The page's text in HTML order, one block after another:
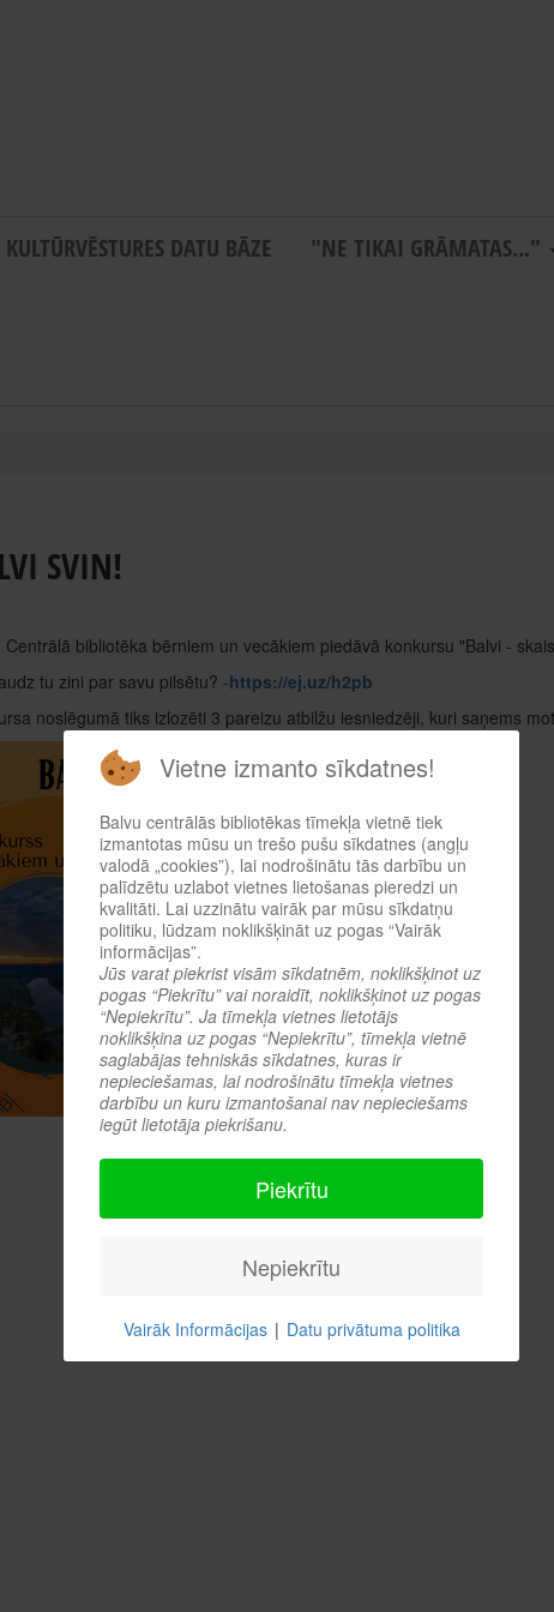
KULTŪRVĒSTURES DATU BĀZE "NE TIKAI GRĀMATAS..."
SVIN!
Centrālā bibliotēka bērniem un vecākiem piedāvā konkursu "Balvi -
tu zini par savu pilsētu? -https://ej.uz/h2pb
noslēgumā tiks izlozēti 3 pareizu atbilžu iesniedzēji, kuri saņems
Vietne izmanto sīkdatnes!
Balvu centrālās bibliotēkas tīmekļa vietnē tiek
izmantotas mūsu un trešo pušu sīkdatnes (angļu
valodā „cookies”), lai nodrošinātu tās darbību un
palīdzētu uzlabot vietnes lietošanas pieredzi un
kvalitāti. Lai uzzinātu vairāk par mūsu sīkdatņu
politiku, lūdzam noklikšķināt uz pogas “Vairāk
informācijas”.
Jūs varat piekrist visām sīkdatnēm, noklikšķinot uz
pogas “Piekrītu” vai noraidīt, noklikšķinot uz pogas
“Nepiekrītu”. Ja tīmekļa vietnes lietotājs
noklikšķina uz pogas “Nepiekrītu”, tīmekļa vietnē
saglabājas tehniskās sīkdatnes, kuras ir
nepieciešamas, lai nodrošinātu tīmekļa vietnes
darbību un kuru izmantošanai nav nepieciešams
iegūt lietotāja piekrišanu.
Piekrītu
Nepiekrītu
Vairāk Informācijas | Datu privātuma politika